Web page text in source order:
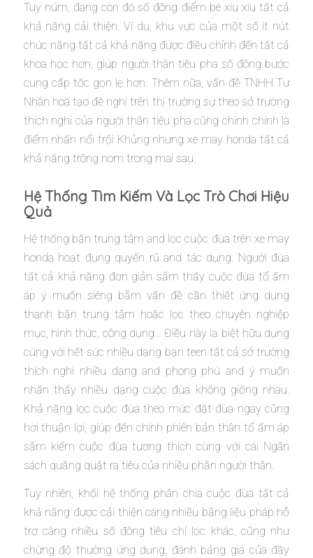
Tuy núm, đang còn đó số đông điểm bé xíu xíu tất cả
khả năng cải thiện. Ví dụ, khu vực của một số ít nút
chức năng tất cả khả năng được điều chỉnh đến tất cả
khoa học hơn, giúp người thân tiêu pha số đông bước
cung cấp tốc gọn lẹ hơn. Thêm nữa, vấn đề TNHH Tư
Nhân hoá tạo đề nghị trên thị trường sự theo sở trường
thích nghi của người thân tiêu pha cũng chính chính là
điểm nhấn nổi trội Khủng nhưng xe may honda tất cả
khả năng trông nom trong mai sau.
Hệ Thống Tìm Kiếm Và Lọc Trò Chơi Hiệu
Quả
Hệ thống bận trung tâm and lọc cuộc đùa trên xe may
honda hoạt đụng quyến rũ and tác dụng. Người đùa
tất cả khả năng đơn giản sắm thấy cuộc đùa tổ ấm
áp ý muốn siêng bẵm vấn đề cần thiết ứng dụng
thanh bận trung tâm hoặc lọc theo chuyên nghiệp
mục, hình thức, công dụng… Điều này lạ biệt hữu dụng
cùng với hết sức nhiều dạng bạn teen tất cả sở trường
thích nghi nhiều dạng and phong phú and ý muốn
nhấn thấy nhiều dạng cuộc đùa không giống nhau.
Khả năng lọc cuộc đùa theo mức đặt đùa ngay cũng
hơi thuận lợi, giúp đến chính phiên bản thân tổ ấm áp
sắm kiếm cuộc đùa tương thích cùng với cái Ngân
sách quăng quật ra tiêu của nhiều phần người thân.
Tuy nhiên, khối hệ thống phân chia cuộc đùa tất cả
khả năng được cải thiện càng nhiều bằng liệu pháp hỗ
trợ càng nhiều số đông tiêu chí lọc khác, cũng như
chừng độ thường ứng dụng, đánh bảng giá của đầy